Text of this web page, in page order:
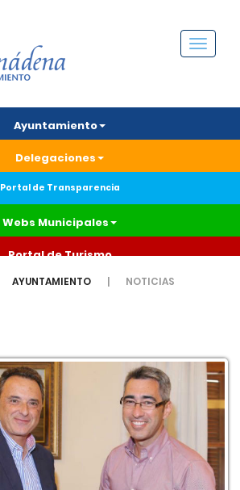
Menú
Ayuntamiento
Delegaciones
Portal de Transparencia
Webs Municipales
Portal de Turismo
AYUNTAMIENTO NOTICIAS